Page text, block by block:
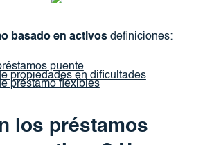
basado en activosdefiniciones:
puente
propiedades en dificultades
préstamo flexibles
los préstamos